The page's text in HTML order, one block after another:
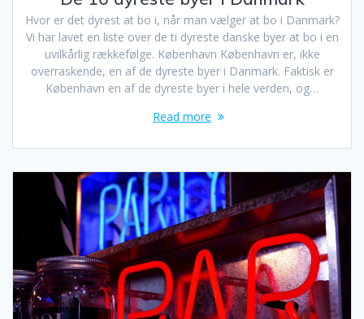
Hvor er det dyrest at bo i, når man vælger at bo i Danmark?
Vi har lavet en liste over de ti dyreste danske byer at bo i en
uvilkårlig rækkefølge. København København er, ikke
overraskende, en af de dyreste byer i Danmark. Faktisk er
København en af de dyreste byer i hele verden, og…
Read more